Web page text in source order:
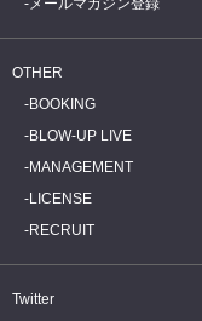
メールマガジン登録
OTHER
BOOKING
BLOW-UP LIVE
MANAGEMENT
LICENSE
RECRUIT
Twitter